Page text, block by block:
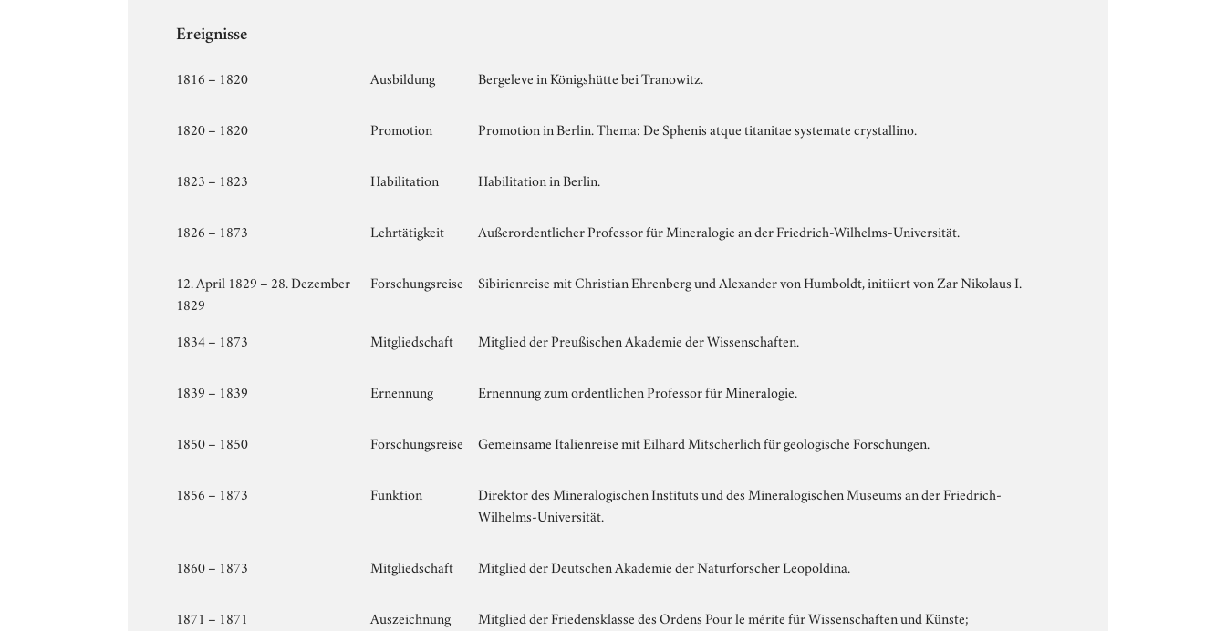
Ereignisse
1816 – 1820 Ausbildung Bergeleve in Königshütte bei Tranowitz.
1820 – 1820 Promotion Promotion in Berlin. Thema: De Sphenis atque titanitae systemate crystallino.
1823 – 1823 Habilitation Habilitation in Berlin.
1826 – 1873 Lehrtätigkeit Außerordentlicher Professor für Mineralogie an der Friedrich-Wilhelms-Universität.
12. April 1829 – 28. Dezember
1829
Forschungsreise Sibirienreise mit Christian Ehrenberg und Alexander von Humboldt, initiiert von Zar Nikolaus I.
1834 – 1873 Mitgliedschaft Mitglied der Preußischen Akademie der Wissenschaften.
1839 – 1839 Ernennung Ernennung zum ordentlichen Professor für Mineralogie.
1850 – 1850 Forschungsreise Gemeinsame Italienreise mit Eilhard Mitscherlich für geologische Forschungen.
1856 – 1873 Funktion
Direktor des Mineralogischen Instituts und des Mineralogischen Museums an der Friedrich-
Wilhelms-Universität.
1860 – 1873 Mitgliedschaft Mitglied der Deutschen Akademie der Naturforscher Leopoldina.
1871 – 1871 Auszeichnung Mitglied der Friedensklasse des Ordens Pour le mérite für Wissenschaften und Künste;